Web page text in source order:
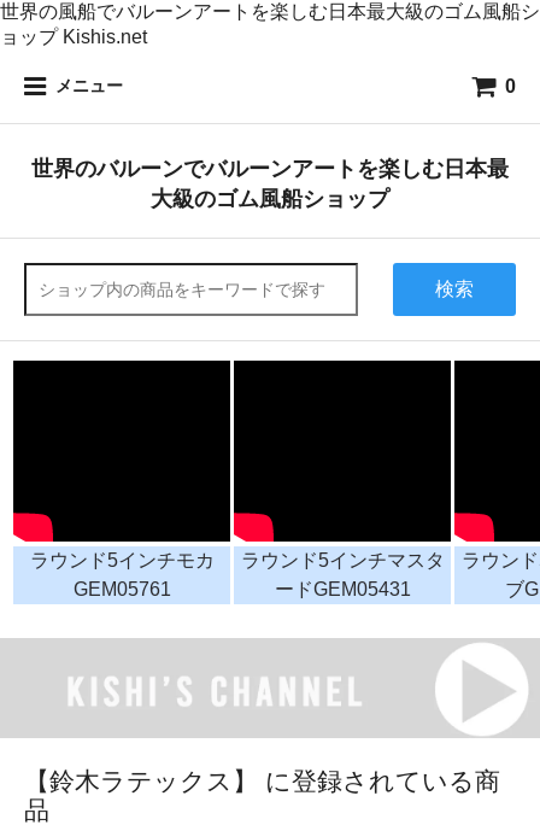
世界の風船でバルーンアートを楽しむ日本最大級のゴム風船シ
ョップ Kishis.net
メニュー 0
世界のバルーンでバルーンアートを楽しむ日本最
大級のゴム風船ショップ
検索
ラウンド5インチモカ
GEM05761
ラウンド5インチマスタ
ードGEM05431
ラウン
ブ
【鈴木ラテックス】 に登録されている商
品